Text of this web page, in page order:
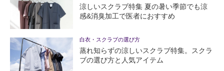
涼しいスクラブ特集 夏の暑い季節でも涼
感&消臭加工で医者におすすめ
白衣・スクラブの選び方
蒸れ知らずの涼しいスクラブ特集。スクラ
ブの選び方と人気アイテム